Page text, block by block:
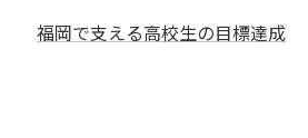
福岡で支える高校生の目標達成